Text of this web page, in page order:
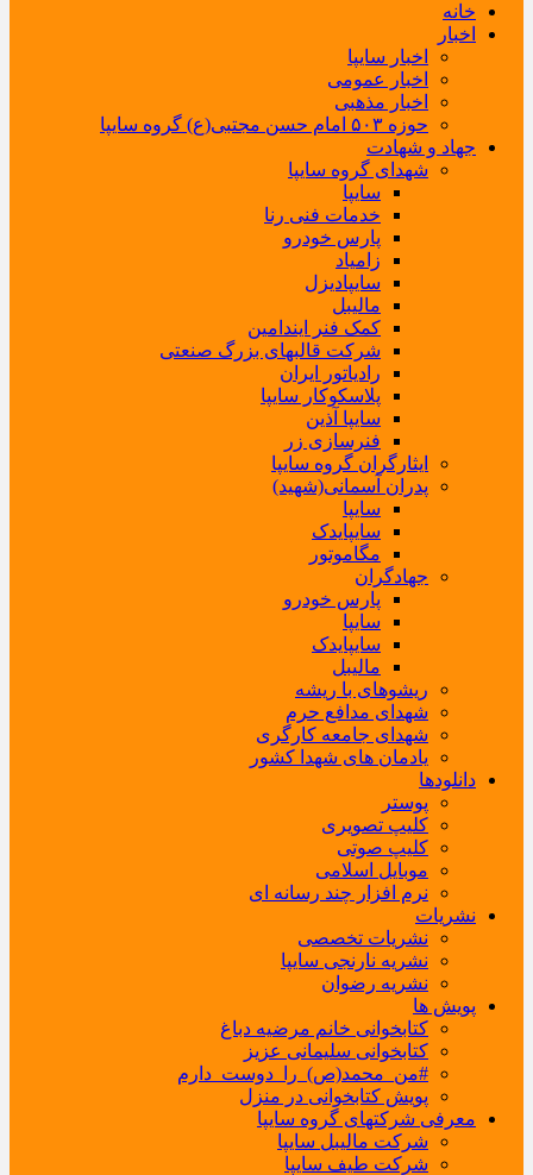
خانه
اخبار
اخبار سایپا
اخبار عمومی
اخبار مذهبی
حوزه ۵۰۳ امام حسن مجتبی(ع) گروه سایپا
جهاد و شهادت
شهدای گروه سایپا
سایپا
خدمات فنی رنا
پارس خودرو
زامیاد
سایپادیزل
مالیبل
کمک فنر ایندامین
شرکت قالبهای بزرگ صنعتی
رادیاتور ایران
پلاسکوکار سایپا
سایپا آذین
فنرسازی زر
ایثارگران گروه سایپا
پدران آسمانی(شهید)
سایپا
سایپایدک
مگاموتور
جهادگران
پارس خودرو
سایپا
سایپایدک
مالیبل
ریشوهای با ریشه
شهدای مدافع حرم
شهدای جامعه کارگری
یادمان های شهدا کشور
دانلودها
پوستر
کلیپ تصویری
کلیپ صوتی
موبایل اسلامی
نرم افزار چند رسانه ای
نشریات
نشریات تخصصی
نشریه نارنجی سایپا
نشریه رضوان
پویش ها
کتابخوانی خانم مرضیه دباغ
کتابخوانی سلیمانی عزیز
#من_محمد(ص)_را_دوست_دارم
پویش کتابخوانی در منزل
معرفی شرکتهای گروه سایپا
شرکت مالیبل سایپا
شرکت طیف سایپا